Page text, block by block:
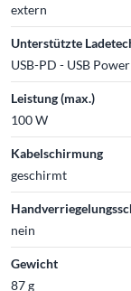
extern
Unterstützte
USB-PD - USB
Leistung (max.)
100 W
Kabelschirmung
geschirmt
nein
Gewicht
87 g